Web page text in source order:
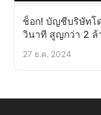
ช็อก! บัญชีบริษัทโ
วินาที สูญกว่า 2 ล้
27 ธ.ค. 2024